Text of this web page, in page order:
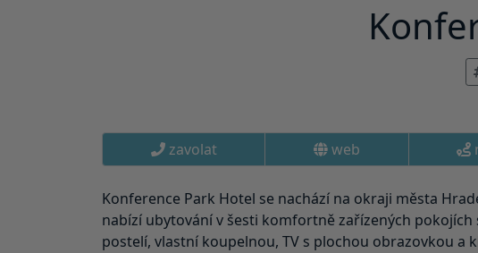
zavolat web
Konference Park Hotel se nachází na okraji města
nabízí ubytování v šesti komfortně zařízených pokojích
postelí, vlastní koupelnou, TV s plochou obrazovkou a